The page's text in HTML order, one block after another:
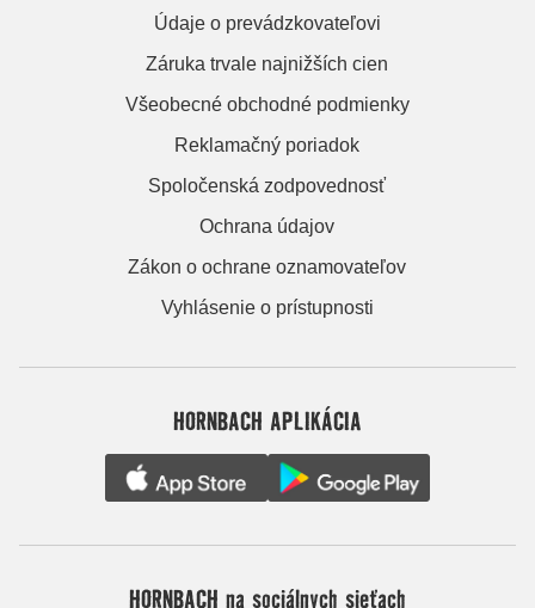
Údaje o prevádzkovateľovi
Záruka trvale najnižších cien
Všeobecné obchodné podmienky
Reklamačný poriadok
Spoločenská zodpovednosť
Ochrana údajov
Zákon o ochrane oznamovateľov
Vyhlásenie o prístupnosti
HORNBACH APLIKÁCIA
HORNBACH na sociálnych sieťach